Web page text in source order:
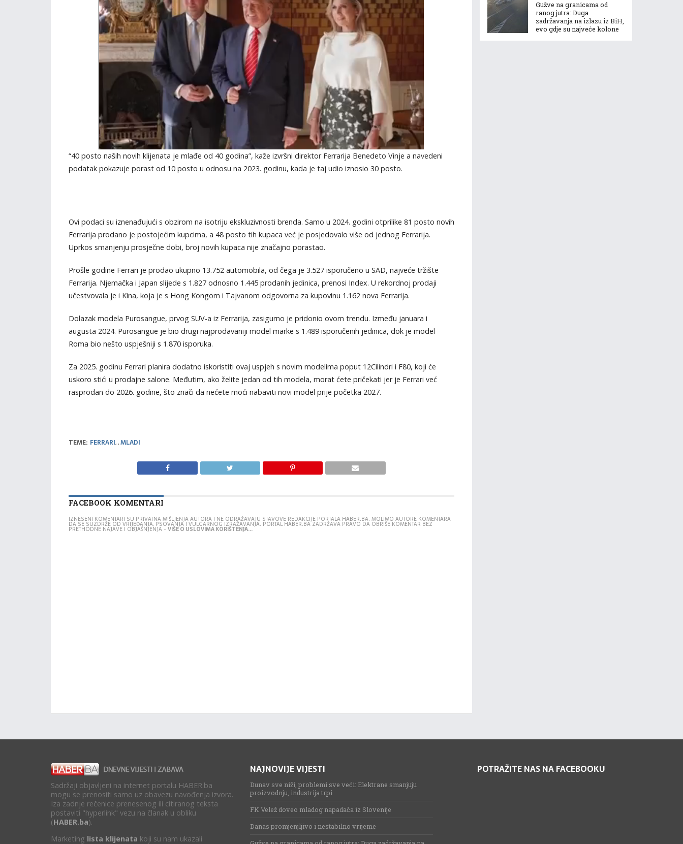
“40 posto naših novih klijenata je mlađe od 40 godina”, kaže izvršni direktor Ferrarija Benedeto Vinje a navedeni
podatak pokazuje porast od 10 posto u odnosu na 2023. godinu, kada je taj udio iznosio 30 posto.
Ovi podaci su iznenađujući s obzirom na isotriju ekskluzivnosti brenda. Samo u 2024. godini otprilike 81 posto novih
Ferrarija prodano je postojećim kupcima, a 48 posto tih kupaca već je posjedovalo više od jednog Ferrarija.
Uprkos smanjenju prosječne dobi, broj novih kupaca nije značajno porastao.
Prošle godine Ferrari je prodao ukupno 13.752 automobila, od čega je 3.527 isporučeno u SAD, najveće tržište
Ferrarija. Njemačka i Japan slijede s 1.827 odnosno 1.445 prodanih jedinica, prenosi Index. U rekordnoj prodaji
učestvovala je i Kina, koja je s Hong Kongom i Tajvanom odgovorna za kupovinu 1.162 nova Ferrarija.
Dolazak modela Purosangue, prvog SUV-a iz Ferrarija, zasigurno je pridonio ovom trendu. Između januara i
augusta 2024. Purosangue je bio drugi najprodavaniji model marke s 1.489 isporučenih jedinica, dok je model
Roma bio nešto uspješniji s 1.870 isporuka.
Za 2025. godinu Ferrari planira dodatno iskoristiti ovaj uspjeh s novim modelima poput 12Cilindri i F80, koji će
uskoro stići u prodajne salone. Međutim, ako želite jedan od tih modela, morat ćete pričekati jer je Ferrari već
rasprodan do 2026. godine, što znači da nećete moći nabaviti novi model prije početka 2027.
TEME: FERRARI,,MLADI
FACEBOOK KOMENTARI
IZNESENI KOMENTARI SU PRIVATNA MIŠLJENJA AUTORA I NE ODRAŽAVAJU STAVOVE REDAKCIJE PORTALA HABER.BA. MOLIMO AUTORE KOMENTARA
DA SE SUZDRŽE OD VRIJEĐANJA, PSOVANJA I VULGARNOG IZRAŽAVANJA. PORTAL HABER.BA ZADRŽAVA PRAVO DA OBRIŠE KOMENTAR BEZ
PRETHODNE NAJAVE I OBJAŠNJENJA -VIŠE O USLOVIMA KORIŠTENJA...
Gužve na granicama od
ranog jutra: Duga
zadržavanja na izlazu iz BiH,
evo gdje su najveće kolone
Sadržaji objavljeni na internet portalu HABER.ba
mogu se prenositi samo uz obavezu navođenja izvora.
Iza zadnje rečenice prenesenog ili citiranog teksta
postaviti "hyperlink" vezu na članak u obliku
(HABER.ba).
Marketing lista klijenata koji su nam ukazali
NAJNOVIJE VIJESTI
Dunav sve niži, problemi sve veći: Elektrane smanjuju
proizvodnju, industrija trpi
FK Velež doveo mladog napadača iz Slovenije
Danas promjenjljivo i nestabilno vrijeme
POTRAŽITE NAS NA FACEBOOKU